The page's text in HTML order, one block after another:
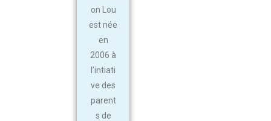
on Lou
est née
en
2006 à
l’intiati
ve des
parent
s de